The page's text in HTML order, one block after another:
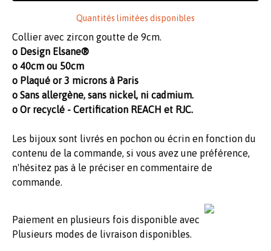
Quantités limitées disponibles
Collier avec zircon goutte de 9cm.
o Design Elsane®
o 40cm ou 50cm
o Plaqué or 3 microns à Paris
o Sans allergène, sans nickel, ni cadmium.
o Or recyclé - Certification REACH et RJC.
Les bijoux sont livrés en pochon ou écrin en fonction du
contenu de la commande, si vous avez une préférence,
n'hésitez pas à le préciser en commentaire de
commande.
Paiement en plusieurs fois disponible avec
Plusieurs modes de livraison disponibles.